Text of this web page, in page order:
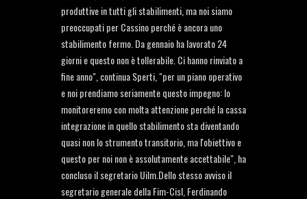
produttive in tutti gli stabilimenti, ma noi siamo
preoccupati per Cassino perché è ancora uno
stabilimento fermo. Da gennaio ha lavorato 24
giorni e questo non è tollerabile. Ci hanno rinviato a
fine anno", continua Sperti, "per un piano operativo
e noi prendiamo seriamente questo impegno: lo
monitoreremo con molta attenzione perché la cassa
integrazione in quello stabilimento sta diventando
quasi non lo strumento transitorio, ma l'obiettivo e
questo per noi non è assolutamente accettabile", ha
concluso il segretario Uilm.Dello stesso avviso il
segretario generale della Fim-Cisl, Ferdinando